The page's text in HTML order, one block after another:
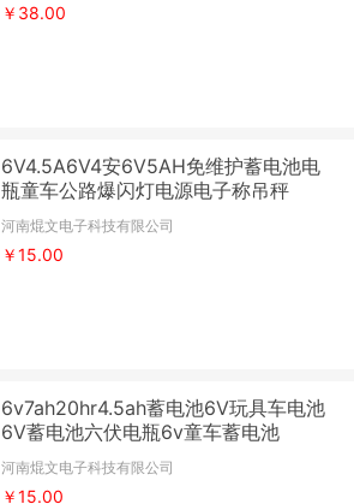
￥38.00
6V4.5A6V4安6V5AH免维护蓄电池电
瓶童车公路爆闪灯电源电子称吊秤
河南焜文电子科技有限公司
￥15.00
6v7ah20hr4.5ah蓄电池6V玩具车电池
6V蓄电池六伏电瓶6v童车蓄电池
河南焜文电子科技有限公司
￥15.00